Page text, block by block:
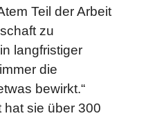
Teil der Arbeit
zu
langfristiger
die
bewirkt.“
hat sie über 300